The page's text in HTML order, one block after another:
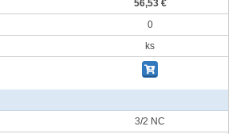
56,53 €
0
ks
3/2 NC